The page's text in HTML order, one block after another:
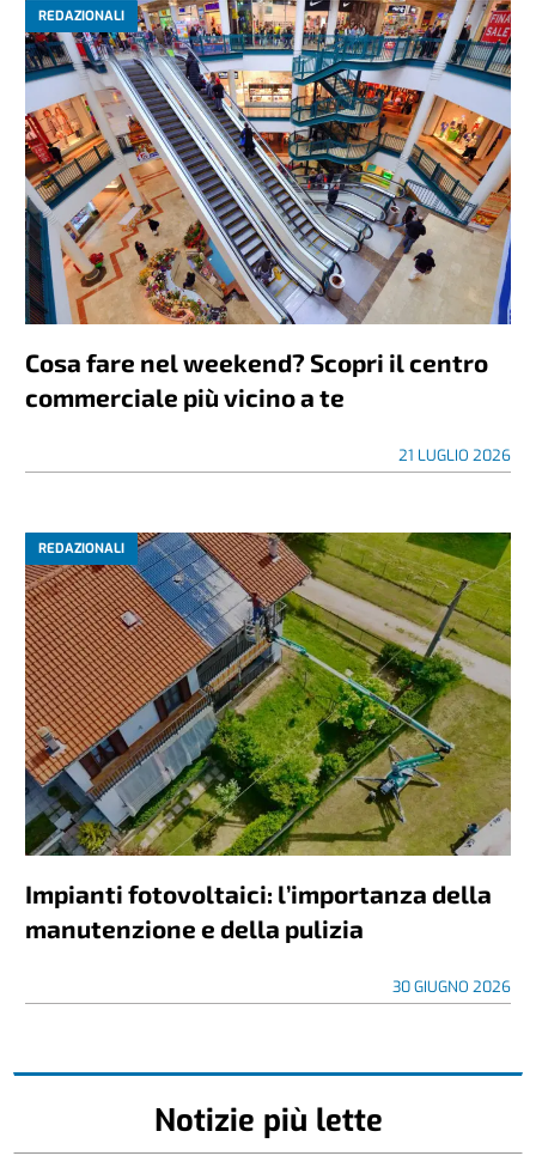
REDAZIONALI
Cosa fare nel weekend? Scopri il centro
commerciale più vicino a te
21 LUGLIO 2026
REDAZIONALI
Impianti fotovoltaici: l’importanza della
manutenzione e della pulizia
30 GIUGNO 2026
Notizie più lette